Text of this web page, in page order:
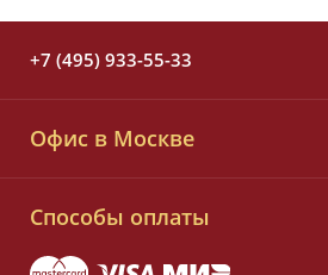
+7 (495) 933-55-33
+7 (495) 933-55-33
8 (800) 700-25-33
Офис в Москве
Способы оплаты